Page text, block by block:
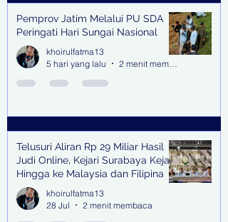
Pemprov Jatim Melalui PU SDA
Peringati Hari Sungai Nasional
khoirulfatma13
5 hari yang lalu
Telusuri Aliran Rp 29 Miliar Hasil
Judi Online, Kejari Surabaya Kejar
Hingga ke Malaysia dan Filipina
khoirulfatma13
28 Jul
2 menit membaca